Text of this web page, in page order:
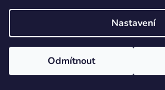
Nastavení
Odmítnout
Vytvořil
Copyright 2026IT'S ME,
vyhrazena.
Odstoupit od smlouvy